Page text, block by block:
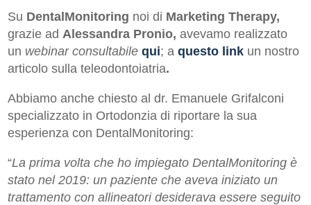
Su DentalMonitoring noi di Marketing Therapy,
grazie ad Alessandra Pronio,avevamo realizzato
un webinar consultabile qui; aquesto link un nostro
articolo sulla teleodontoiatria.
Abbiamo anche chiesto al dr. Emanuele Grifalconi
specializzato in Ortodonzia di riportare la sua
esperienza con DentalMonitoring:
“La prima volta che ho impiegato DentalMonitoring è
stato nel 2019: un paziente che aveva iniziato un
trattamento con allineatori desiderava essere seguito